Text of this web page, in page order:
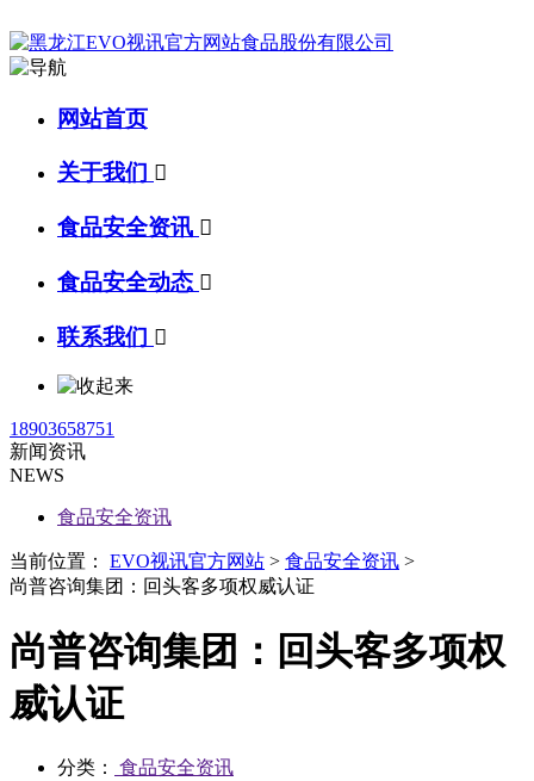
网站首页
关于我们 
食品安全资讯 
食品安全动态 
联系我们 
18903658751
新闻资讯
NEWS
食品安全资讯
当前位置： EVO视讯官方网站 > 食品安全资讯 >
尚普咨询集团：回头客多项权威认证
尚普咨询集团：回头客多项权
威认证
分类：
食品安全资讯